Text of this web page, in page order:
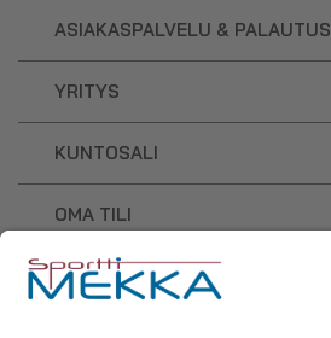
ASIAKASPALVELU & PALAUTUS
YRITYS
KUNTOSALI
OMA TILI
OSTOSKORI